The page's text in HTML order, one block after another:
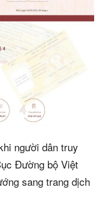
người dân truy
Đường bộ Việt
sang trang dịch